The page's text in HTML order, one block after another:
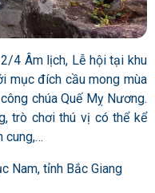
4 Âm lịch, Lễ hội tại khu
mục đích cầu mong mùa
chúa Quế Mỵ Nương.
trò chơi thú vị có thể kể
cung,…
Nam, tỉnh Bắc Giang